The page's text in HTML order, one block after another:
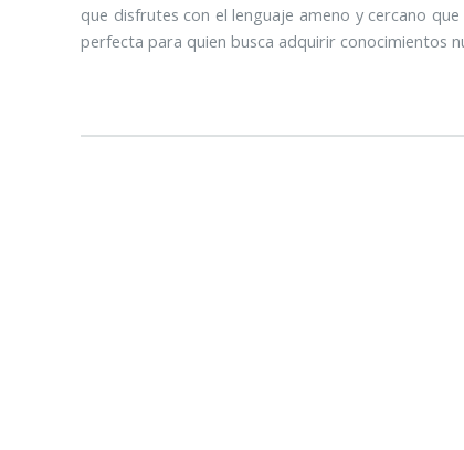
que disfrutes con el lenguaje ameno y cercano
perfecta para quien busca adquirir conocimientos